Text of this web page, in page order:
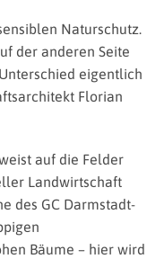
Naturschutz.
der anderen Seite
eigentlich
Florian
auf die Felder
Landwirtschaft
des GC Darmstadt-
Bäume – hier wird